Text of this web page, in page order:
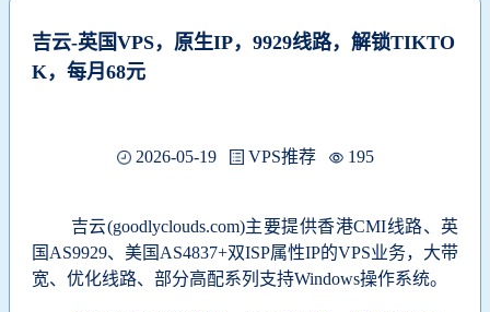
吉云-英国VPS，原生IP，9929线路，解锁TIKTO
K，每月68元
2026-05-19 VPS推荐 195
吉云(goodlyclouds.com)主要提供香港CMI线路、英
国AS9929、美国AS4837+双ISP属性IP的VPS业务，大带
宽、优化线路、部分高配系列支持Windows操作系统。